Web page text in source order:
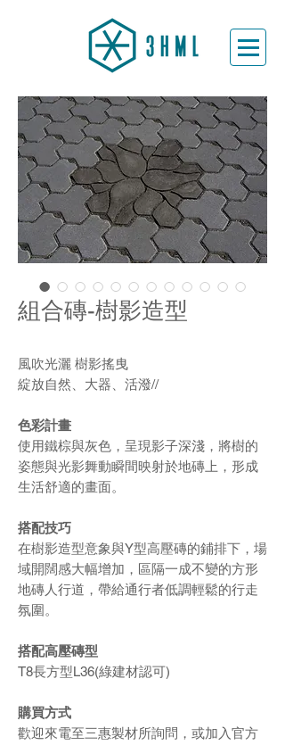
組合磚-樹影造型
風吹光灑 樹影搖曳
綻放自然、大器、活潑//
色彩計畫
使用鐵棕與灰色，呈現影子深淺，將樹的
姿態與光影舞動瞬間映射於地磚上，形成
生活舒適的畫面。
搭配技巧
在樹影造型意象與Y型高壓磚的鋪排下，場
域開闊感大幅增加，區隔一成不變的方形
地磚人行道，帶給通行者低調輕鬆的行走
氛圍。
搭配高壓磚型
T8長方型L36(綠建材認可)
購買方式
歡迎來電至三惠製材所詢問，或加入官方